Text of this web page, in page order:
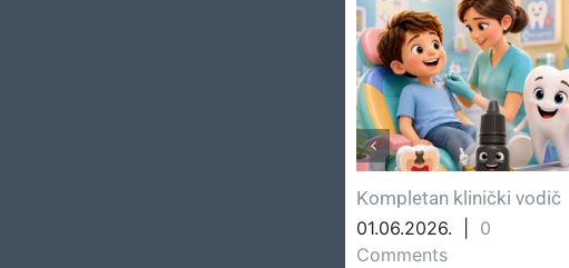
Kompletan klinički vodič
01.06.2026.
0
Comments